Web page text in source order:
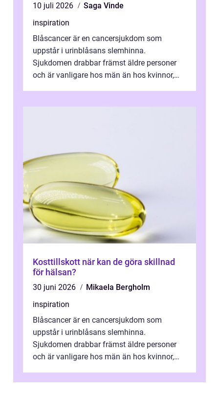
10 juli 2026
Saga Vinde
inspiration
Blåscancer är en cancersjukdom som
uppstår i urinblåsans slemhinna.
Sjukdomen drabbar främst äldre personer
och är vanligare hos män än hos kvinnor,
Kosttillskott när kan de göra skillnad
för hälsan?
30 juni 2026
Mikaela Bergholm
inspiration
Blåscancer är en cancersjukdom som
uppstår i urinblåsans slemhinna.
Sjukdomen drabbar främst äldre personer
och är vanligare hos män än hos kvinnor,
förändringarna u...